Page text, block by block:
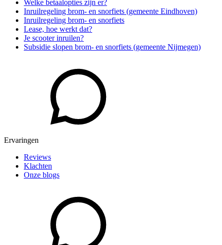
Welke betaalopties zijn er?
Inruilregeling brom- en snorfiets (gemeente Eindhoven)
Inruilregeling brom- en snorfiets
Lease, hoe werkt dat?
Je scooter inruilen?
Subsidie slopen brom- en snorfiets (gemeente Nijmegen)
Ervaringen
Reviews
Klachten
Onze blogs